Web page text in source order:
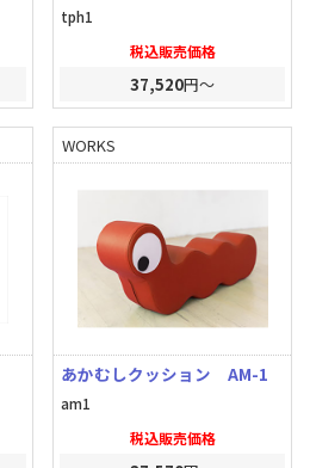
tph1
税込販売価格
37,520円～
WORKS
あかむしクッション AM-1
am1
税込販売価格